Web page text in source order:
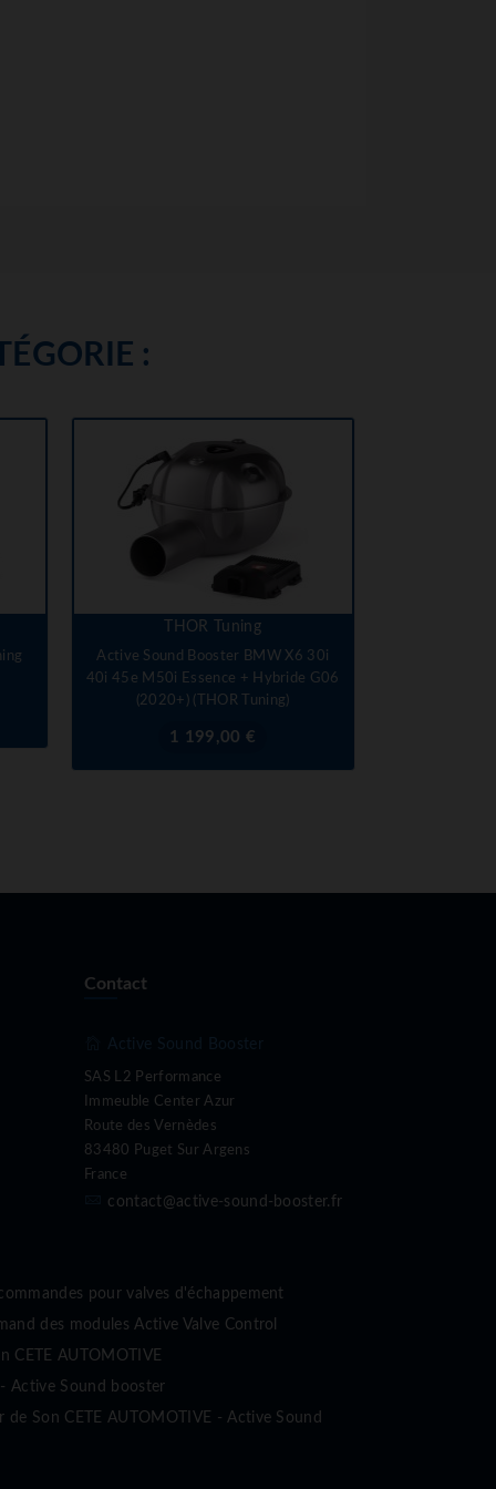
:
THOR Tuning
Active Sound Booster BMW X6 30i
40i 45e M50i Essence + Hybride G06
(2020+) (THOR Tuning)
Prix1 199,00 €
Contact
Active Sound Booster
SAS L2 Performance
Immeuble Center Azur
Route des Vernèdes
83480 Puget Sur Argens
France
contact@active-sound-booster.fr
pour valves d'échappement
des modules Active Valve Control
CETE AUTOMOTIVE
Active Sound booster
Son CETE AUTOMOTIVE - Active Sound